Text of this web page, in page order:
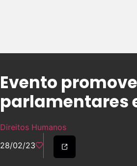
Evento
parlamentares
Direitos Humanos
28/02/23